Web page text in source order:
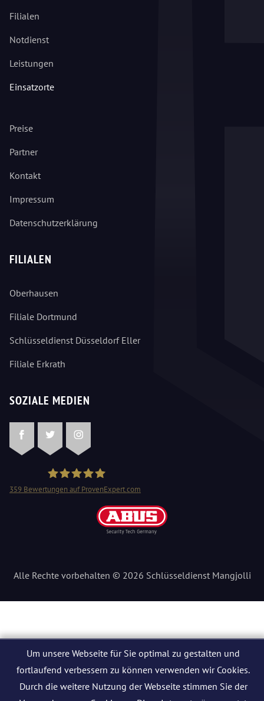
Filialen
Notdienst
Leistungen
Einsatzorte
Preise
Partner
Kontakt
Impressum
Datenschutzerklärung
FILIALEN
Oberhausen
Filiale Dortmund
Schlüsseldienst Düsseldorf Eller
Filiale Erkrath
SOZIALE MEDIEN
FacebookTwitterInstagram
Schlüsseldienst Mangjolli
359 Bewertungen auf ProvenExpert.com
Alle Rechte vorbehalten © 2026 Schlüsseldienst Mangjolli
Um unsere Webseite für Sie optimal zu gestalten und
fortlaufend verbessern zu können verwenden wir Cookies.
Durch die weitere Nutzung der Webseite stimmen Sie der